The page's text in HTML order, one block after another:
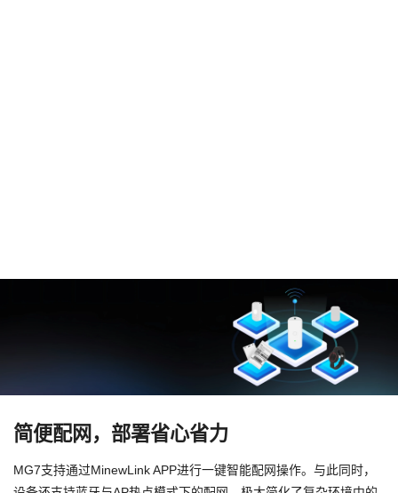
简便配网，部署省心省力
MG7支持通过MinewLink APP进行一键智能配网操作。与此同时，